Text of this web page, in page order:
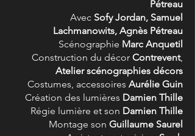
Pétreau
Avec Sofy Jordan, Samuel
Lachmanowits, Agnès Pétreau
Scénographie Marc Anquetil
Construction du décor Contrevent,
Atelier scénographies décors
Costumes, accessoires Aurélie Guin
Création des lumières Damien Thille
Régie lumière et son Damien Thille
Montage son Guillaume Saurel